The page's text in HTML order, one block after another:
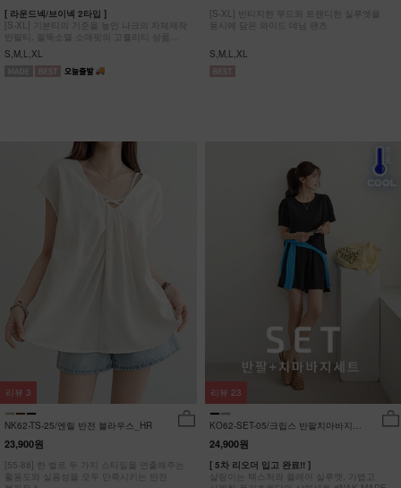
[ 라운드넥/브이넥 2타입 ]
[S-XL] 기본티의 기준을 높인 나크의 자체제작
반팔티. 팔뚝소멸 소매핏의 고퀄리티 상품
#NAK MADE.
S,M,L,XL
[S-XL] 빈티지한 무드와 트렌디한 실루엣을
동시에 담은 와이드 데님 팬츠
S,M,L,XL
NK62-TS-25/엔릴 반전 블라우스_HR
23,900원
[55-88] 한 벌로 두 가지 스타일을 연출해주는
활용도와 실용성을 모두 만족시키는 반전
리뷰 3
KO62-SET-05/크립스 반팔치마바지세
트_HR
24,900원
[ 5차 리오더 입고 완료!! ]
살랑이는 텍스처와 플레어 실루엣, 가볍고
리뷰 23